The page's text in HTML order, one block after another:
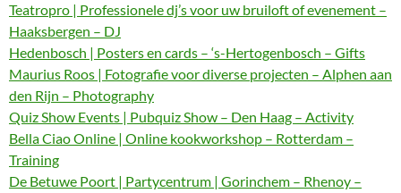
Teatropro | Professionele dj’s voor uw bruiloft of evenement –
Haaksbergen – DJ
Hedenbosch | Posters en cards – ‘s-Hertogenbosch – Gifts
Maurius Roos | Fotografie voor diverse projecten – Alphen aan
den Rijn – Photography
Quiz Show Events | Pubquiz Show – Den Haag – Activity
Bella Ciao Online | Online kookworkshop – Rotterdam –
Training
De Betuwe Poort | Partycentrum | Gorinchem – Rhenoy –